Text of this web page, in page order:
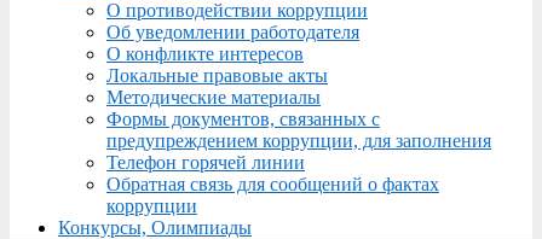
О противодействии коррупции
Об уведомлении работодателя
О конфликте интересов
Локальные правовые акты
Методические материалы
Формы документов, связанных с
предупреждением коррупции, для заполнения
Телефон горячей линии
Обратная связь для сообщений о фактах
коррупции
Конкурсы, Олимпиады